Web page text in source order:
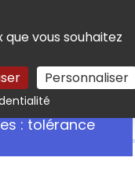
vous souhaitez
Personnaliser
Rechercher
: tolérance